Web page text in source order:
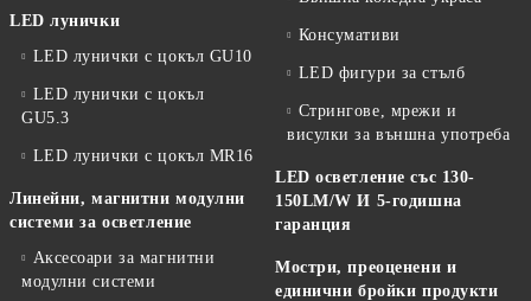
LED лунички
LED лунички с цокъл GU10
LED лунички с цокъл
GU5.3
LED лунички с цокъл MR16
Линейни, магнитни модулни
системи за осветление
Аксесоари за магнитни
модулни системи
Консумативи
LED фигури за стълб
Стрингове, мрежи и
висулки за външна употреба
LED осветление със 130-
150LM/W И 5-годишна
гаранция
Мостри, преоценени и
единични бройки продукти